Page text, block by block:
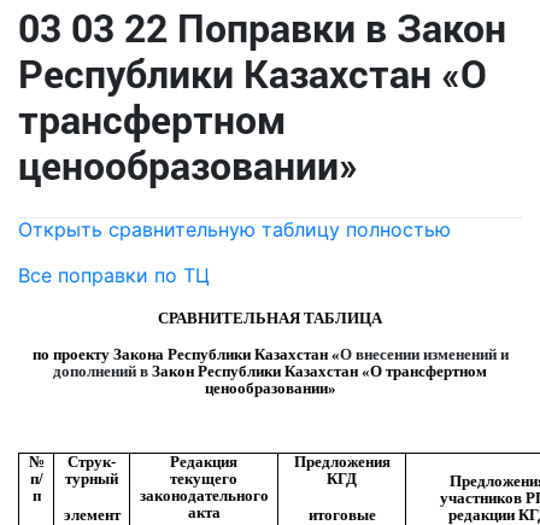
03 03 22 Поправки в Закон
Республики Казахстан «О
трансфертном
ценообразовании»
Открыть сравнительную таблицу полностью
Все поправки по ТЦ
СРАВНИТЕЛЬНАЯ ТАБЛИЦА
по проекту Закона Республики Казахстан «О внесении изменений и
дополнений в Закон Республики Казахстан «О трансфертном
ценообразовании»
№
п/
п
Струк-
турный
элемент
Редакция
текущего
законодательного
акта
Предложения
КГД
итоговые
участников
редакции